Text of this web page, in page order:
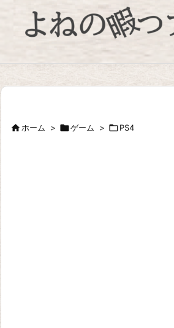
ホーム > ゲーム > PS4